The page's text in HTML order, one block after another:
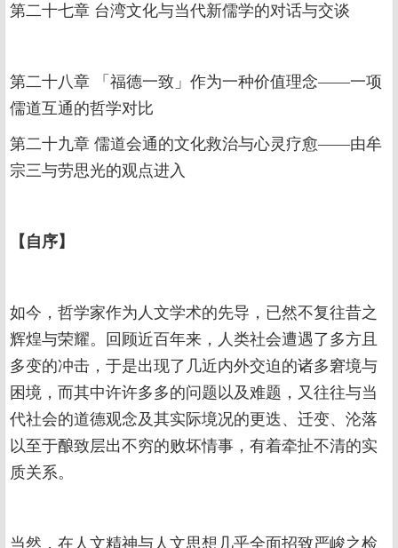
第二十七章 台湾文化与当代新儒学的对话与交谈
第二十八章 「福德一致」作为一种价值理念——一项
儒道互通的哲学对比
第二十九章 儒道会通的文化救治与心灵疗愈——由牟
宗三与劳思光的观点进入
【 自序】
如今，哲学家作为人文学术的先导，已然不复往昔之
辉煌与荣耀。回顾近百年来，人类社会遭遇了多方且
多变的冲击，于是出现了几近内外交迫的诸多窘境与
困境，而其中许许多多的问题以及难题，又往往与当
代社会的道德观念及其实际境况的更迭、迁变、沦落
以至于酿致层出不穷的败坏情事，有着牵扯不清的实
质关系。
当然，在人文精神与人文思想几乎全面招致严峻之检